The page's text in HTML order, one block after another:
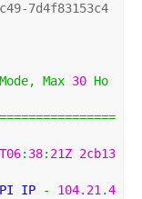
7d4f83153c4
Mode, Max 30 Ho
: 38: 21Z 2cb13
IP - 104.21 .4